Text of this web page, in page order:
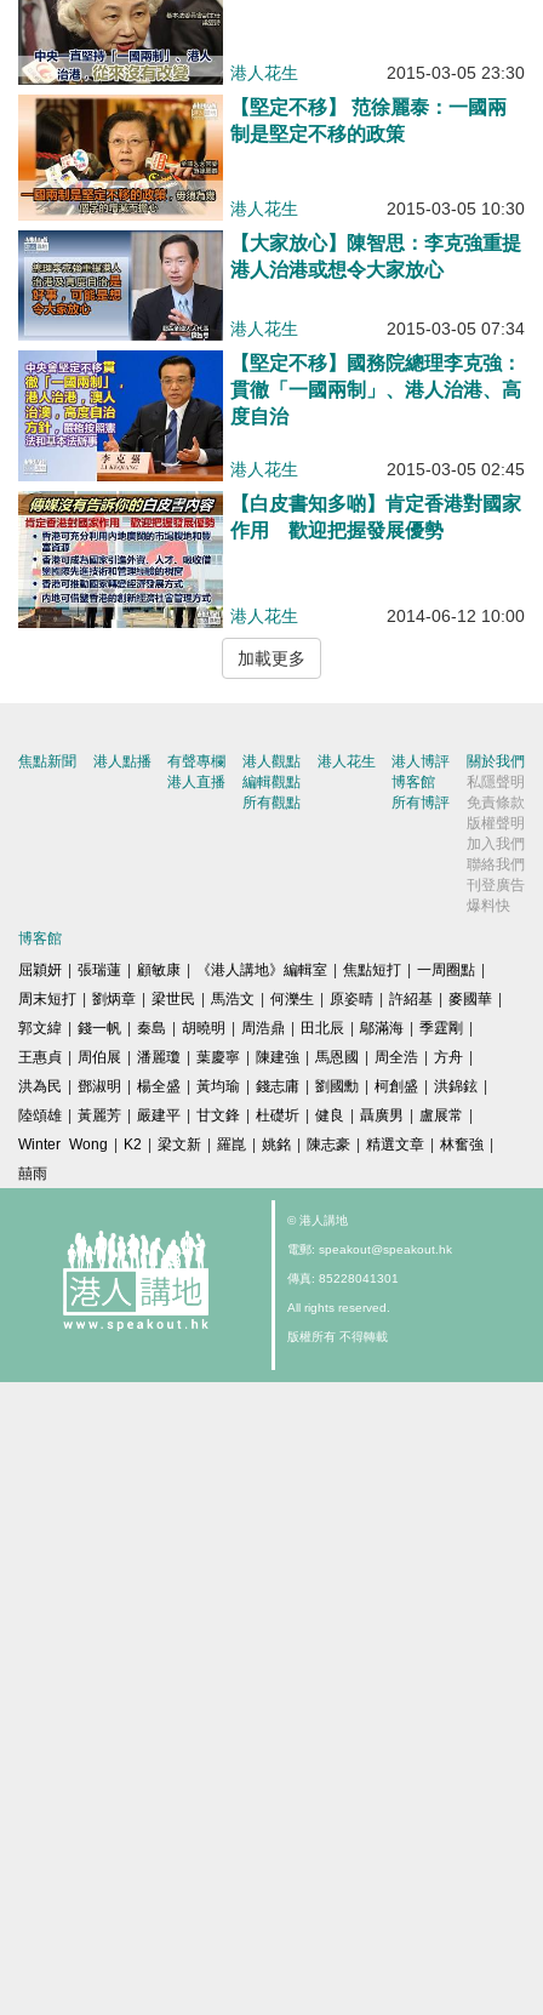
港人花生 2015-03-05 23:30
【堅定不移】 范徐麗泰：一國兩
制是堅定不移的政策
港人花生 2015-03-05 10:30
【大家放心】陳智思：李克強重提
港人治港或想令大家放心
港人花生 2015-03-05 07:34
【堅定不移】國務院總理李克強：
貫徹「一國兩制」、港人治港、高
度自治
港人花生 2015-03-05 02:45
【白皮書知多啲】肯定香港對國家
作用 歡迎把握發展優勢
港人花生 2014-06-12 10:00
加載更多
焦點新聞 港人點播
有聲專欄
港人直播
港人觀點
編輯觀點
所有觀點
港人花生
港人博評
博客館
所有博評
關於我們
私隱聲明
免責條款
版權聲明
加入我們
聯絡我們
刊登廣告
爆料快
博客館
屈穎妍
張瑞蓮 顧敏康 《港人講地》編輯室 焦點短打 一周圈點
周末短打
劉炳章 梁世民 馬浩文 何濼生 原姿晴 許紹基 麥國華
郭文緯
錢一帆 秦島 胡曉明 周浩鼎 田北辰 鄔滿海 季霆剛
王惠貞
周伯展 潘麗瓊 葉慶寧 陳建強 馬恩國 周全浩 方舟
洪為民
鄧淑明 楊全盛 黃均瑜 錢志庸 劉國勳 柯創盛 洪錦鉉
陸頌雄
黃麗芳 嚴建平 甘文鋒 杜礎圻 健良 聶廣男 盧展常
Winter Wong
K2 梁文新 羅崑 姚銘 陳志豪 精選文章 林奮強
囍雨
© 港人講地
電郵: speakout@speakout.hk
傳真: 85228041301
All rights reserved.
版權所有 不得轉載